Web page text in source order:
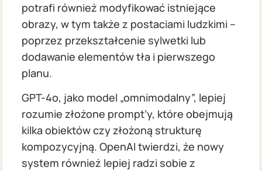
potrafi również modyfikować istniejące
obrazy, w tym także z postaciami ludzkimi –
poprzez przekształcenie sylwetki lub
dodawanie elementów tła i pierwszego
planu.
GPT-4o, jako model „omnimodalny”, lepiej
rozumie złożone prompt’y, które obejmują
kilka obiektów czy złożoną strukturę
kompozycyjną. OpenAI twierdzi, że nowy
system również lepiej radzi sobie z